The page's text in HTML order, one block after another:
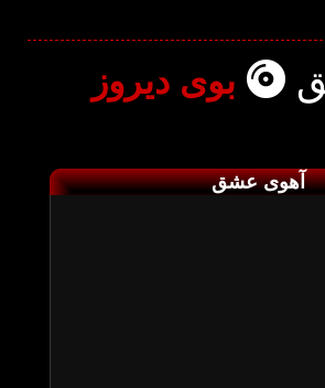
بوی دیروز
آهوی عشق